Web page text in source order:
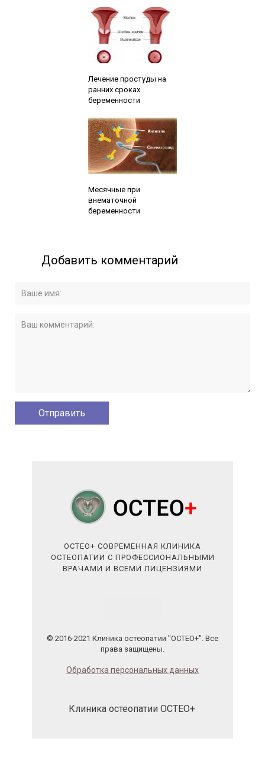
Лечение простуды на
ранних сроках
беременности
Месячные при
внематочной
беременности
Добавить комментарий
ОСТЕО+ СОВРЕМЕННАЯ КЛИНИКА
ОСТЕОПАТИИ С ПРОФЕССИОНАЛЬНЫМИ
ВРАЧАМИ И ВСЕМИ ЛИЦЕНЗИЯМИ
© 2016-2021 Клиника остеопатии "ОСТЕО+". Все
права защищены.
Обработка персональных данных
Клиника остеопатии ОСТЕО+